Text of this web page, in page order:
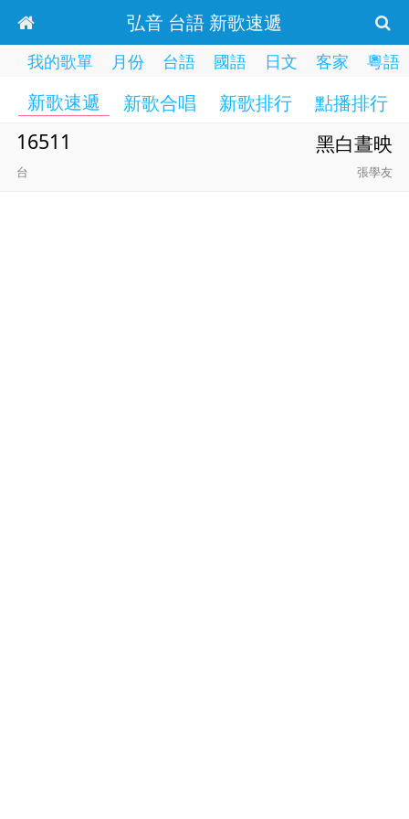
弘音 台語 新歌速遞
我的歌單 月份 台語 國語 日文 客家 粵語
新歌速遞 新歌合唱 新歌排行 點播排行
16511 黑白晝映
台 張學友